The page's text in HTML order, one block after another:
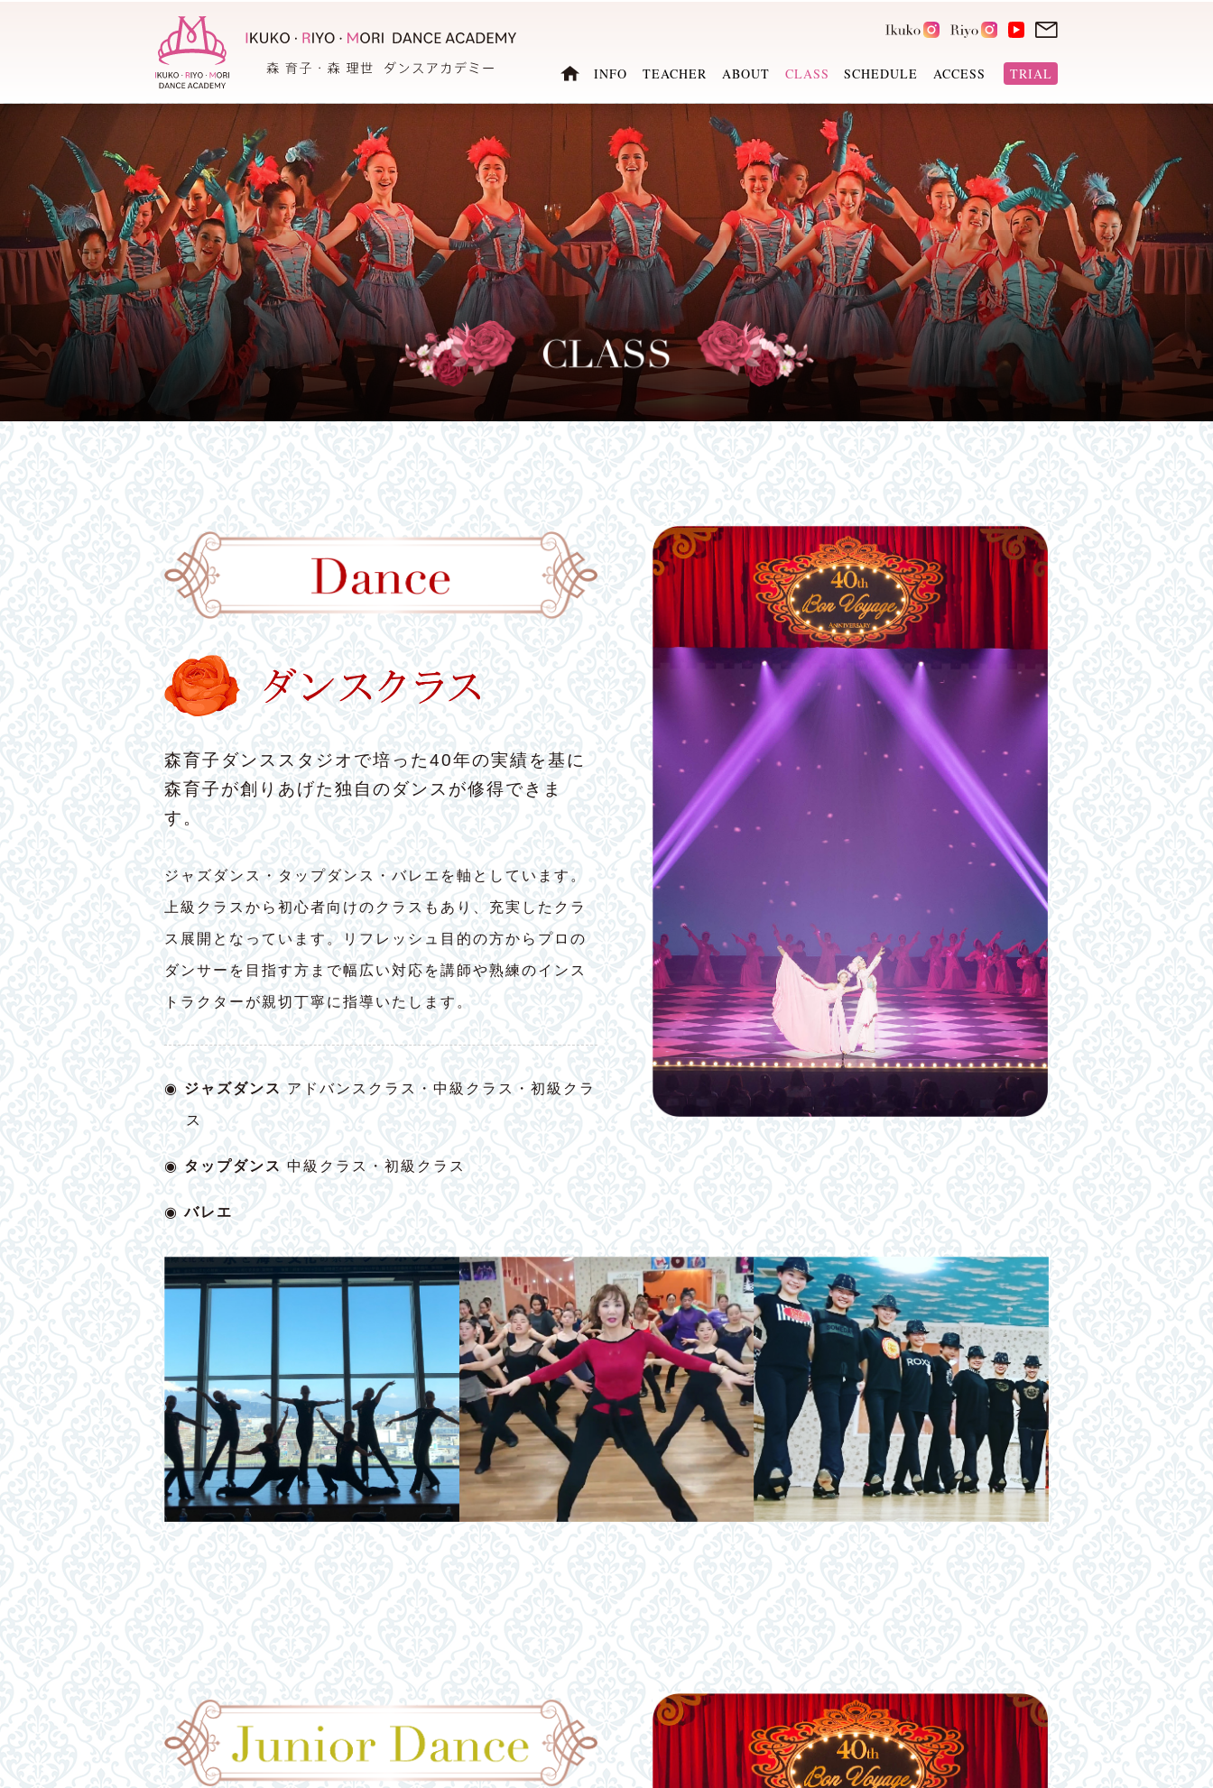
INFO TEACHER ABOUT CLASS SCHEDULE ACCESS TRIAL
森育子ダンススタジオで培った40年の実績を基に
森育子が創りあげた独自のダンスが修得できま
す。
ジャズダンス・タップダンス・バレエを軸としています。
上級クラスから初心者向けのクラスもあり、充実したクラ
ス展開となっています。リフレッシュ目的の方からプロの
ダンサーを目指す方まで幅広い対応を講師や熟練のインス
トラクターが親切丁寧に指導いたします。
◉ ジャズダンスアドバンスクラス・中級クラス・初級クラ
ス
◉ タップダンス 中級クラス・初級クラス
◉バレエ